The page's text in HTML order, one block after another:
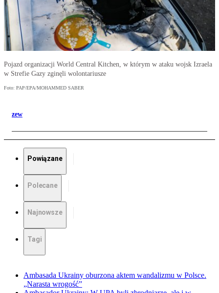
Pojazd organizacji World Central Kitchen, w którym w ataku wojsk Izraela
w Strefie Gazy zginęli wolontariusze
Foto: PAP/EPA/MOHAMMED SABER
zew
Powiązane
Polecane
Najnowsze
Tagi
Ambasada Ukrainy oburzona aktem wandalizmu w Polsce.
„Narasta wrogość”